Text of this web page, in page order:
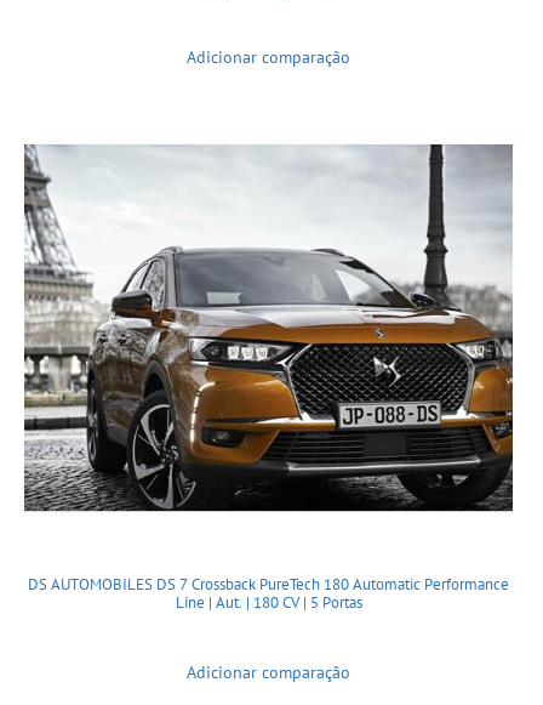
Adicionar comparação
DS AUTOMOBILES DS 7 Crossback PureTech 180 Automatic Performance
Line | Aut. | 180 CV | 5 Portas
Adicionar comparação